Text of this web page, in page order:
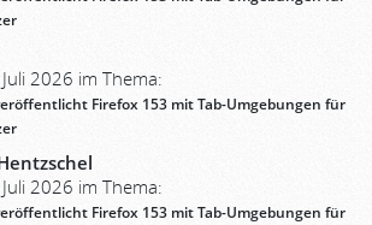
2026 im Thema:
Firefox 153 mit Tab-Umgebungen für
2026 im Thema:
Firefox 153 mit Tab-Umgebungen für